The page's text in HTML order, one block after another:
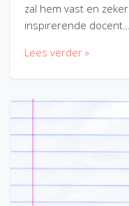
zal hem vast en
inspirerende docent…
Lees verder »